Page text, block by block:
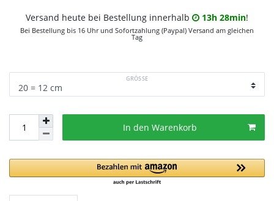
Versand heute bei Bestellung innerhalb 13h 28min!
Bei Bestellung bis 16 Uhr und Sofortzahlung (Paypal) Versand am gleichen
Tag
GRÖSSE
In den Warenkorb